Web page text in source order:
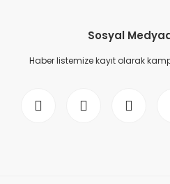
Sosyal
Haber listemize kayıt olarak